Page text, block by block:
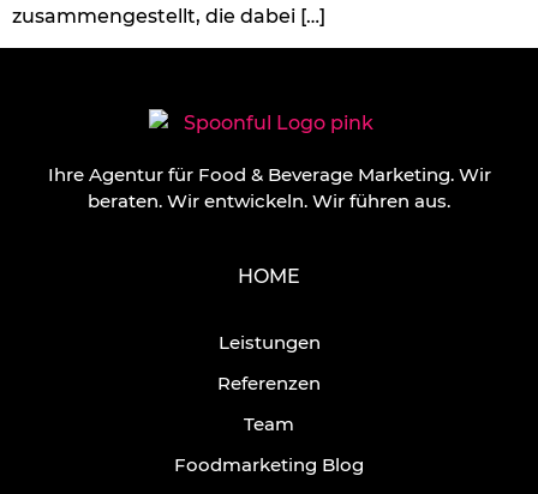
zusammengestellt, die dabei […]
Ihre Agentur für Food & Beverage Marketing. Wir
beraten. Wir entwickeln. Wir führen aus.
HOME
Leistungen
Referenzen
Team
Foodmarketing Blog